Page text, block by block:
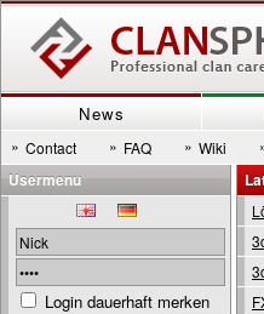
News
» Contact » FAQ » Wiki
Usermenu
Login dauerhaft merken